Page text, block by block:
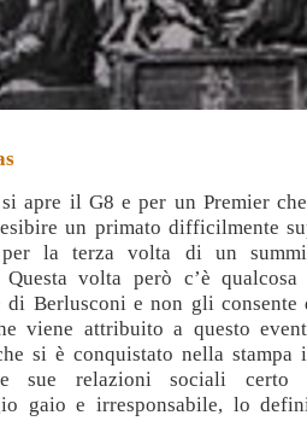
apre il G8 e per un Premier
un primato difficilmente
per la terza volta di un
Questa volta però c’è
di Berlusconi e non gli
viene attribuito a questo
si è conquistato nella stampa
sue relazioni sociali certo
gaio e irresponsabile, lo